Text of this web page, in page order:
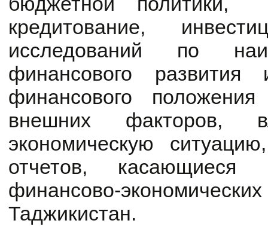
кредитование,
исследований по
финансового развития
финансового
внешних факторов,
экономическую
отчетов, касающиеся
финансово-
Таджикистан.